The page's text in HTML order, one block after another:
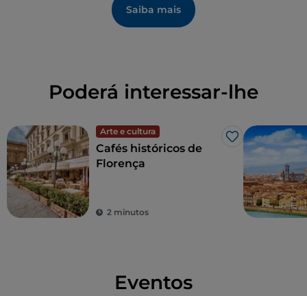
Saiba mais
Poderá interessar-lhe
Arte e cultura
Gosto
Cafés históricos de
Florença
2 minutos
Eventos